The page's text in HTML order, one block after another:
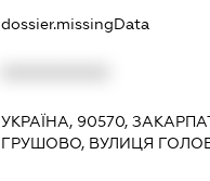
dossier.missingData
УКРАЇНА, 90570,
ГРУШОВО, ВУЛИЦЯ